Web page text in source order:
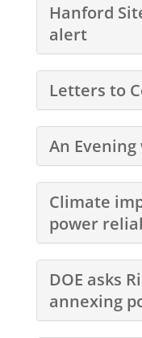
Hanford
alert
Letters to
An
Climate
power
DOE asks
annexing